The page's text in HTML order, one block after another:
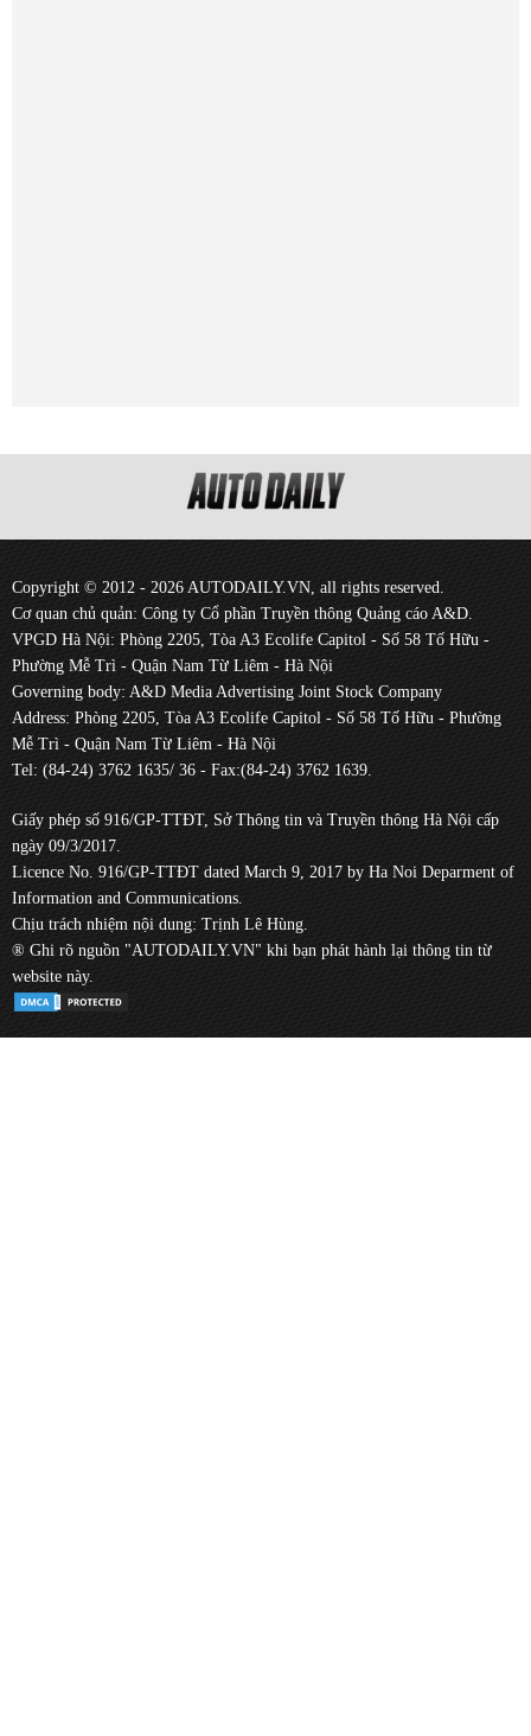
Copyright © 2012 - 2026 AUTODAILY.VN, all rights reserved.
Cơ quan chủ quản: Công ty Cổ phần Truyền thông Quảng cáo A&D.
VPGD Hà Nội: Phòng 2205, Tòa A3 Ecolife Capitol - Số 58 Tố Hữu -
Phường Mễ Trì - Quận Nam Từ Liêm - Hà Nội
Governing body: A&D Media Advertising Joint Stock Company
Address: Phòng 2205, Tòa A3 Ecolife Capitol - Số 58 Tố Hữu - Phường
Mễ Trì - Quận Nam Từ Liêm - Hà Nội
Tel: (84-24) 3762 1635/ 36 - Fax:(84-24) 3762 1639.
Giấy phép số 916/GP-TTĐT, Sở Thông tin và Truyền thông Hà Nội cấp
ngày 09/3/2017.
Licence No. 916/GP-TTĐT dated March 9, 2017 by Ha Noi Deparment of
Information and Communications.
Chịu trách nhiệm nội dung: Trịnh Lê Hùng.
® Ghi rõ nguồn "AUTODAILY.VN" khi bạn phát hành lại thông tin từ
website này.